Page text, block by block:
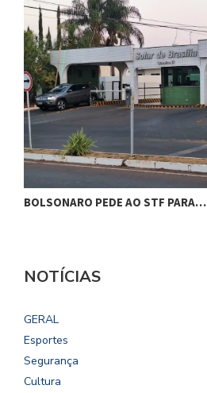
BOLSONARO PEDE AO STF PARA…
NOTÍCIAS
GERAL
Esportes
Segurança
Cultura